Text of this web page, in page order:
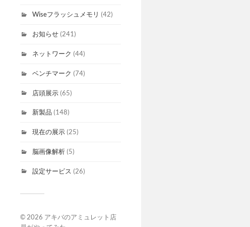
Wiseフラッシュメモリ (42)
お知らせ (241)
ネットワーク (44)
ベンチマーク (74)
店頭展示 (65)
新製品 (148)
現在の展示 (25)
脳画像解析 (5)
設定サービス (26)
© 2026 アキバのアミュレット店